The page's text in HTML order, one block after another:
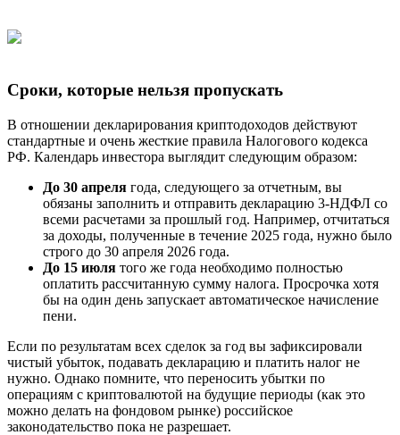
Сроки, которые нельзя пропускать
В отношении декларирования криптодоходов действуют
стандартные и очень жесткие правила Налогового кодекса
РФ. Календарь инвестора выглядит следующим образом:
До 30 апреля года, следующего за отчетным, вы
обязаны заполнить и отправить декларацию 3-НДФЛ со
всеми расчетами за прошлый год. Например, отчитаться
за доходы, полученные в течение 2025 года, нужно было
строго до 30 апреля 2026 года.
До 15 июля того же года необходимо полностью
оплатить рассчитанную сумму налога. Просрочка хотя
бы на один день запускает автоматическое начисление
пени.
Если по результатам всех сделок за год вы зафиксировали
чистый убыток, подавать декларацию и платить налог не
нужно. Однако помните, что переносить убытки по
операциям с криптовалютой на будущие периоды (как это
можно делать на фондовом рынке) российское
законодательство пока не разрешает.